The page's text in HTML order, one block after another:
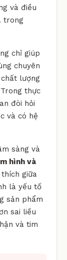
và điều
trong
chỉ giúp
chuyên
lượng
thực
đòi hỏi
và có hệ
sàng và
hình và
giữa
là yếu tố
sản phẩm
sai liều
và tim